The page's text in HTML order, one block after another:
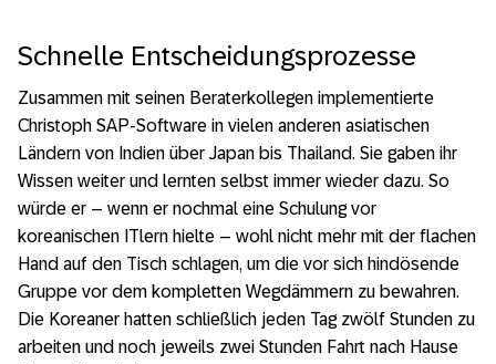
Schnelle Entscheidungsprozesse
Zusammen mit seinen Beraterkollegen implementierte
Christoph SAP-Software in vielen anderen asiatischen
Ländern von Indien über Japan bis Thailand. Sie gaben ihr
Wissen weiter und lernten selbst immer wieder dazu. So
würde er – wenn er nochmal eine Schulung vor
koreanischen ITlern hielte – wohl nicht mehr mit der flachen
Hand auf den Tisch schlagen, um die vor sich hindösende
Gruppe vor dem kompletten Wegdämmern zu bewahren.
Die Koreaner hatten schließlich jeden Tag zwölf Stunden zu
arbeiten und noch jeweils zwei Stunden Fahrt nach Hause